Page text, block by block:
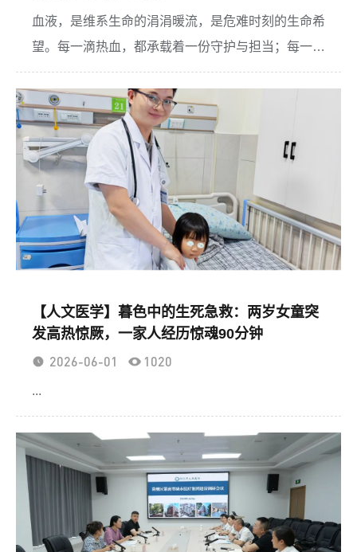
血液，是维系生命的涓涓暖流，是危难时刻的生命希
望。每一滴热血，都承载着一份守护与担当；每一次
捐献，都传递着一份温情与善意。临床救治的每一份
血液，皆来自社会各界爱心人士的无私馈赠。 株洲
市卫生健康委员会、中共株洲市委社会工作部、株洲
市精神文明建设办公室、中共株洲市直属机关工作委
员会、株洲市总工会、中国共产主义青年团株洲市委
员会、株洲市红十字会联合向全市党员干部、各界群
众发出诚挚倡议
【人文医学】暮色中的生死急救：两岁女童突
发高热惊厥，一家人经历惊魂90分钟
2026-06-01 1020
...